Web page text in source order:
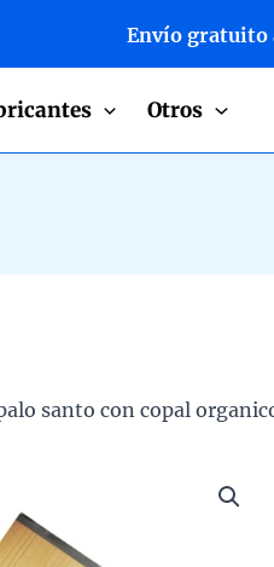
Envío gratuito
Otros
santo con copal